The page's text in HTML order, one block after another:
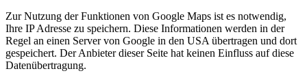
Zur Nutzung der Funktionen von Google Maps ist es notwendig,
Ihre IP Adresse zu speichern. Diese Informationen werden in der
Regel an einen Server von Google in den USA übertragen und dort
gespeichert. Der Anbieter dieser Seite hat keinen Einfluss auf diese
Datenübertragung.